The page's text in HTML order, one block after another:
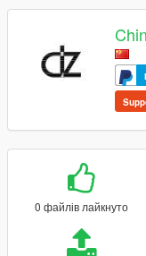
0 файлів лайкнуто